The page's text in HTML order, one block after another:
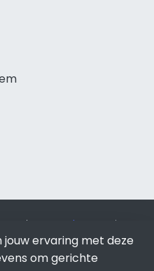
door SEO-bureau
Lion
bewezen resultaten?SEO
is onderdeel van Lion
jouw ervaring met deze
om gerichte